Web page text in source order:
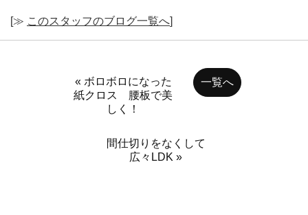
[≫ このスタッフのブログ一覧へ]
« ボロボロになった
紙クロス 腰板で美
しく！
一覧へ
間仕切りをなくして
広々LDK »